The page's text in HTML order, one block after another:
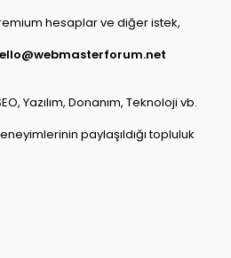
hesaplar ve diğer istek,
Yazılım, Donanım, Teknoloji vb.
paylaşıldığı topluluk